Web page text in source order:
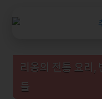
리옹의 전통 요리,
들